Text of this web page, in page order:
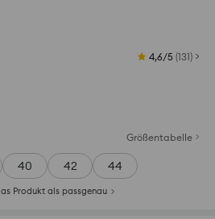
4,6/5 (131)
Größentabelle
40 42 44
Produkt als passgenau